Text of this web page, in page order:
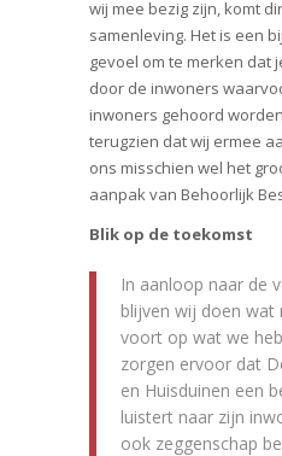
wij mee bezig zijn, komt
samenleving. Het is een
gevoel om te merken dat
door de inwoners
inwoners gehoord
terugzien dat wij ermee
ons misschien wel het
aanpak van Behoorlijk
Blik op de toekomst
In aanloop naar de
blijven wij doen wat
voort op wat we
zorgen ervoor dat
en Huisduinen een
luistert naar zijn
ook zeggenschap